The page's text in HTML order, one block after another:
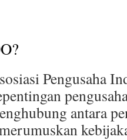
Pengusaha
antara